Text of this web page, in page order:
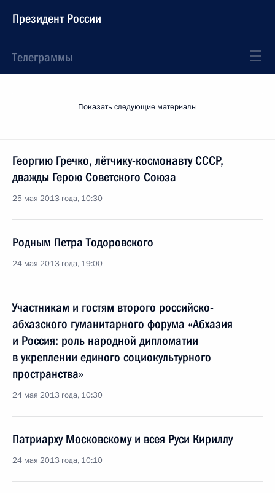
Президент России
Телеграммы
Показать следующие материалы
Георгию Гречко, лётчику-космонавту СССР,
дважды Герою Советского Союза
25 мая 2013 года, 10:30
Родным Петра Тодоровского
24 мая 2013 года, 19:00
Участникам и гостям второго российско-
абхазского гуманитарного форума «Абхазия
и Россия: роль народной дипломатии
в укреплении единого социокультурного
пространства»
24 мая 2013 года, 10:30
Патриарху Московскому и всея Руси Кириллу
24 мая 2013 года, 10:10